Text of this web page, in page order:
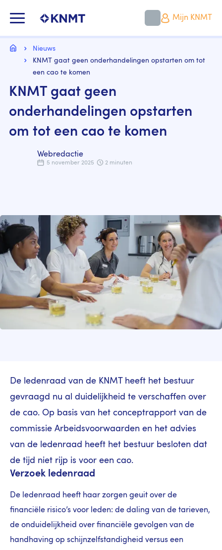
naar
gaan
Mijn KNMT
Kruimelpad
HomeNieuws
KNMT gaat geen onderhandelingen opstarten om tot
een cao te komen
KNMT gaat geen
onderhandelingen opstarten
om tot een cao te komen
Webredactie
5 november 2025 2 minuten
Image
De ledenraad van de KNMT heeft het bestuur
gevraagd nu al duidelijkheid te verschaffen over
de cao. Op basis van het conceptrapport van de
commissie Arbeidsvoorwaarden en het advies
van de ledenraad heeft het bestuur besloten dat
de tijd niet rijp is voor een cao.
Verzoek ledenraad
De ledenraad heeft haar zorgen geuit over de
financiële risico’s voor leden: de daling van de tarieven,
de onduidelijkheid over financiële gevolgen van de
handhaving op schijnzelfstandigheid versus een